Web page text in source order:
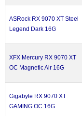
ASRock RX 9070 XT Steel
Legend Dark 16G
XFX Mercury RX 9070 XT
OC Magnetic Air 16G
Gigabyte RX 9070 XT
GAMING OC 16G